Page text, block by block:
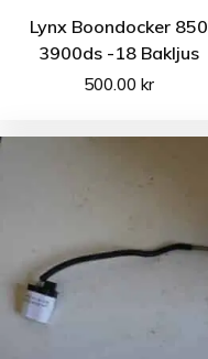
Lynx Boondocker 850
3900ds -18 Bakljus
500.00kr